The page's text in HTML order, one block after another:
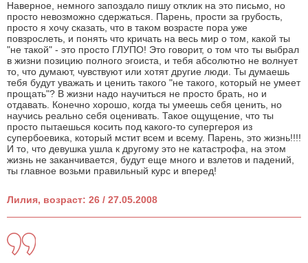
Наверное, немного запоздало пишу отклик на это письмо, но
просто невозможно сдержаться. Парень, прости за грубость,
просто я хочу сказать, что в таком возрасте пора уже
повзрослеть, и понять что кричать на весь мир о том, какой ты
"не такой" - это просто ГЛУПО! Это говорит, о том что ты выбрал
в жизни позицию полного эгоиста, и тебя абсолютно не волнует
то, что думают, чувствуют или хотят другие люди. Ты думаешь
тебя будут уважать и ценить такого "не такого, который не умеет
прощать"? В жизни надо научиться не просто брать, но и
отдавать. Конечно хорошо, когда ты умеешь себя ценить, но
научись реально себя оценивать. Такое ощущение, что ты
просто пытаешься косить под какого-то супергероя из
супербоевика, который мстит всем и всему. Парень, это жизнь!!!!
И то, что девушка ушла к другому это не катастрофа, на этом
жизнь не заканчивается, будут еще много и взлетов и падений,
ты главное возьми правильный курс и вперед!
Лилия, возраст: 26 / 27.05.2008